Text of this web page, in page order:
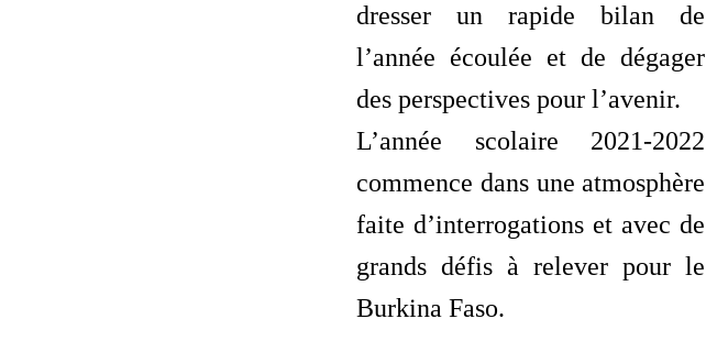
dresser un rapide bilan de
l’année écoulée et de dégager
des perspectives pour l’avenir.
L’année scolaire 2021-2022
commence dans une atmosphère
faite d’interrogations et avec de
grands défis à relever pour le
Burkina Faso.